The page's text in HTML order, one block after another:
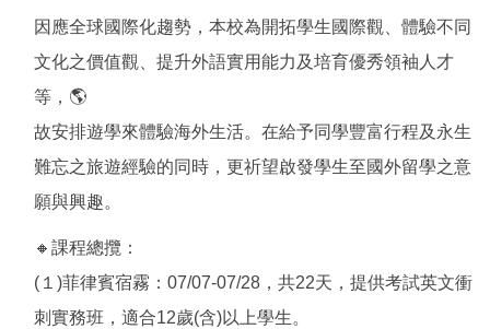
因應全球國際化趨勢，本校為開拓學生國際觀、體驗不同
文化之價值觀、提升外語實用能力及培育優秀領袖人才
等，🌎
故安排遊學來體驗海外生活。在給予同學豐富行程及永生
難忘之旅遊經驗的同時，更祈望啟發學生至國外留學之意
願與興趣。
🔸課程總攬：
(１)菲律賓宿霧：07/07-07/28，共22天，提供考試英文衝
刺實務班，適合12歲(含)以上學生。